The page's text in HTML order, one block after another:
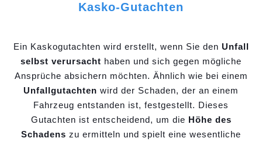
Kasko-Gutachten
Ein Kaskogutachten wird erstellt, wenn Sie den Unfall
selbst verursacht haben und sich gegen mögliche
Ansprüche absichern möchten. Ähnlich wie bei einem
Unfallgutachten wird der Schaden, der an einem
Fahrzeug entstanden ist, festgestellt. Dieses
Gutachten ist entscheidend, um die Höhe des
Schadens zu ermitteln und spielt eine wesentliche